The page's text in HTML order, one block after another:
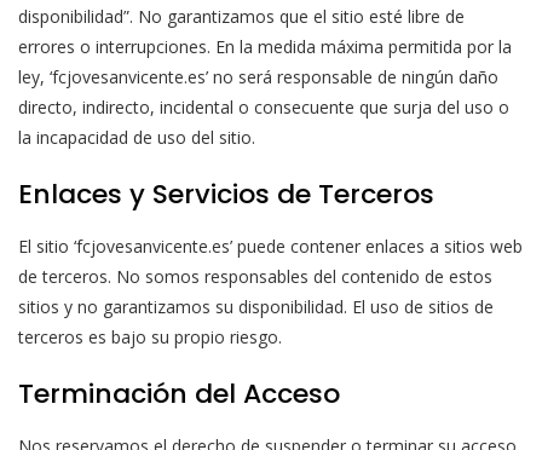
disponibilidad”. No garantizamos que el sitio esté libre de
errores o interrupciones. En la medida máxima permitida por la
ley, ‘fcjovesanvicente.es’ no será responsable de ningún daño
directo, indirecto, incidental o consecuente que surja del uso o
la incapacidad de uso del sitio.
Enlaces y Servicios de Terceros
El sitio ‘fcjovesanvicente.es’ puede contener enlaces a sitios web
de terceros. No somos responsables del contenido de estos
sitios y no garantizamos su disponibilidad. El uso de sitios de
terceros es bajo su propio riesgo.
Terminación del Acceso